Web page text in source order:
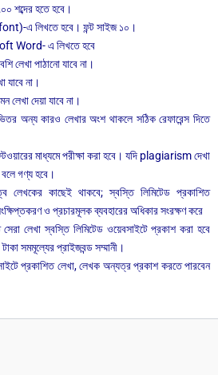
শব্দের হতে হবে।
এ লিখতে হবে। ফন্ট সাইজ ১০।
Word- এ লিখতে হবে
লেখা পাঠানো যাবে না।
যাবে না।
লেখা দেয়া যাবে না।
অন্য কারও লেখার অংশ থাকলে সঠিক রেফারেন্স দিতে
মাধ্যমে পরীক্ষা করা হবে। যদি plagiarism দেখা
বলে গণ্য হবে।
লেখকের কাছেই থাকবে; স্বস্তি লিমিটেড প্রকাশিত
ও প্রচারমূলক ব্যবহারের অধিকার সংরক্ষণ করে
সেরা লেখা স্বস্তি লিমিটেড ওয়েবসাইটে প্রকাশ করা হবে
সমমূল্যের প্রাইজবন্ড সম্মানী।
প্রকাশিত লেখা, লেখক অন্যত্র প্রকাশ করতে পারবেন